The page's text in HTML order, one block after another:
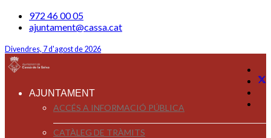
972 46 00 05
ajuntament@cassa.cat
Divendres, 7 d'agost de 2026
AJUNTAMENT
ACCÉS A INFORMACIÓ PÚBLICA
CATÀLEG DE TRÀMITS